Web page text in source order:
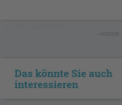
- ANZEIGE -
Das könnte Sie auch
interessieren